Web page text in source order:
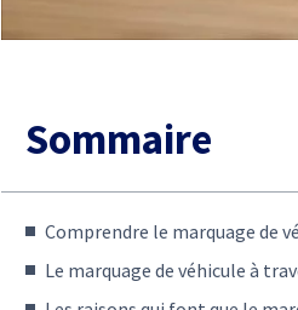
Sommaire
Comprendre le marquage de
Le marquage de véhicule à